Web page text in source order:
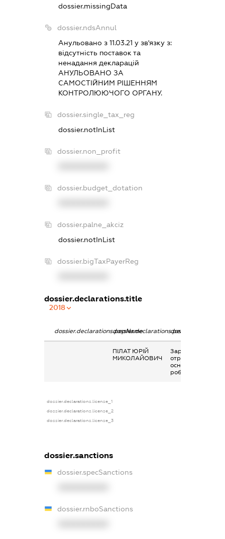
dossier.missingData
dossier.ndsAnnul
Анульовано з 11.03.21 у зв'язку з:
вiдсутнiсть поставок та
ненадання декларацiй
АНУЛЬОВАНО ЗА
САМОСТIЙНИМ РIШЕННЯМ
КОНТРОЛЮЮЧОГО ОРГАНУ.
dossier.single_tax_reg
dossier.notInList
dossier.non_profit
dossier.budget_dotation
dossier.palne_akciz
dossier.notInList
dossier.bigTaxPayerReg
dossier.declarations.title
2018
dossier.declarations.pepNamedossier.declarations.personName
ПІЛАТ ЮРІЙ
МИКОЛАЙОВИЧ
Заробітна плата
отримана за
основним місцем
роботи
dossier.declarations.license_1
dossier.declarations.license_2
dossier.declarations.license_3
dossier.sanctions
dossier.specSanctions
dossier.rnboSanctions